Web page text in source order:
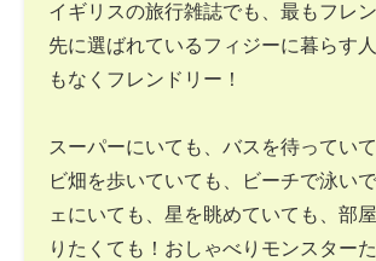
イギリスの旅行雑誌でも、最もフレ
先に選ばれているフィジーに暮らす
もなくフレンドリー！
スーパーにいても、バスを待ってい
ビ畑を歩いていても、ビーチで泳い
ェにいても、星を眺めていても、部
りたくても！おしゃべりモンスター